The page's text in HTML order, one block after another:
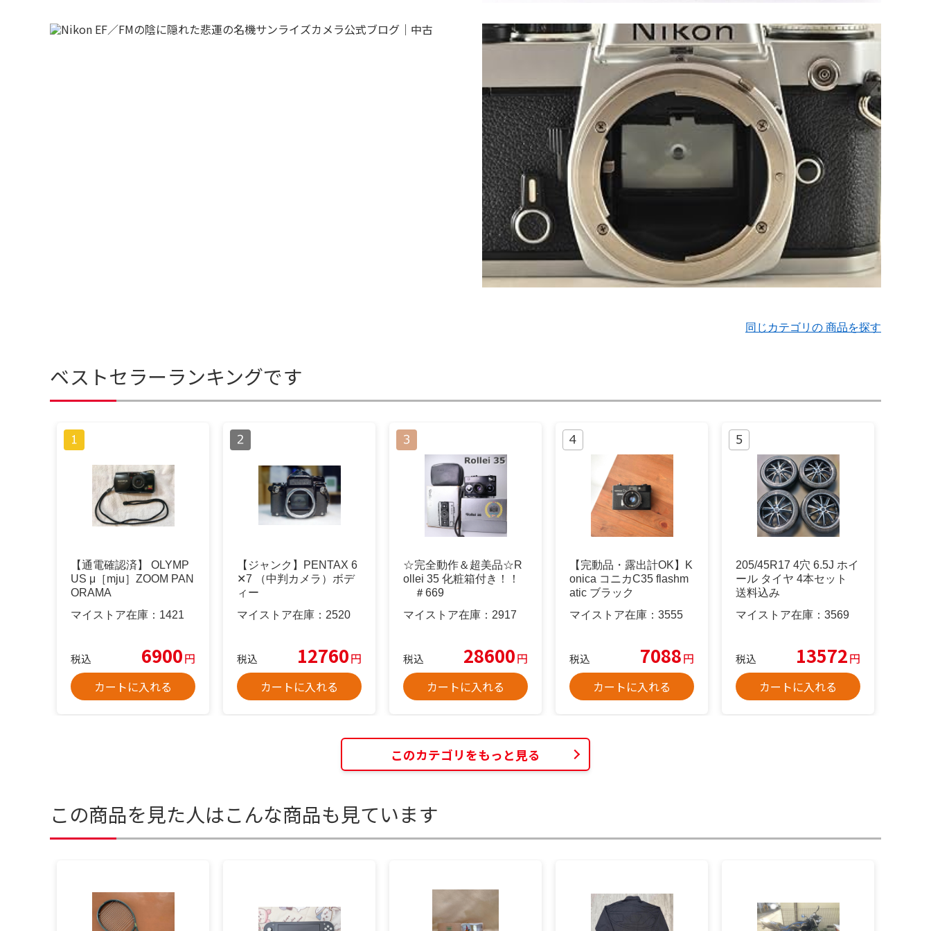
同じカテゴリの 商品を探す
ベストセラーランキングです
【通電確認済】 OLYMP
US μ［mju］ZOOM PAN
ORAMA
マイストア在庫： 1421
税込 6900円
カートに入れる
【ジャンク】PENTAX 6
✕7 （中判カメラ）ボデ
ィー
マイストア在庫： 2520
税込 12760円
カートに入れる
☆完全動作＆超美品☆R
ollei 35 化粧箱付き！！
＃669
マイストア在庫： 2917
税込 28600円
カートに入れる
【完動品・露出計OK】K
onica コニカC35 flashm
atic ブラック
マイストア在庫： 3555
税込 7088円
カートに入れる
205/45R17 4穴 6.5J ホイ
ール タイヤ 4本セット
送料込み
マイストア在庫： 3569
税込 13572円
カートに入れる
このカテゴリをもっと見る
この商品を見た人はこんな商品も見ています